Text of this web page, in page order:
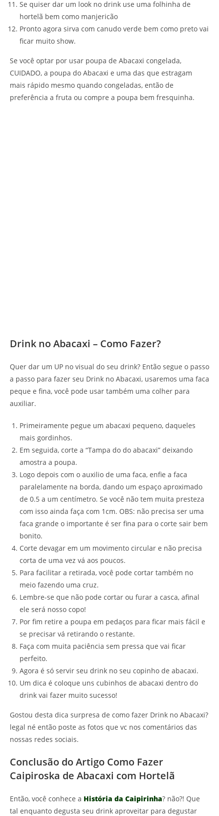
Se quiser dar um look no drink use uma folhinha de
hortelã bem como manjericão
Pronto agora sirva com canudo verde bem como preto vai
ficar muito show.
Se você optar por usar poupa de Abacaxi congelada,
CUIDADO, a poupa do Abacaxi e uma das que estragam
mais rápido mesmo quando congeladas, então de
preferência a fruta ou compre a poupa bem fresquinha.
Drink no Abacaxi – Como Fazer?
Quer dar um UP no visual do seu drink? Então segue o passo
a passo para fazer seu Drink no Abacaxi, usaremos uma faca
peque e fina, você pode usar também uma colher para
auxiliar.
Primeiramente pegue um abacaxi pequeno, daqueles
mais gordinhos.
Em seguida, corte a “Tampa do do abacaxi” deixando
amostra a poupa.
Logo depois com o auxilio de uma faca, enfie a faca
paralelamente na borda, dando um espaço aproximado
de 0.5 a um centímetro. Se você não tem muita presteza
com isso ainda faça com 1cm. OBS: não precisa ser uma
faca grande o importante é ser fina para o corte sair bem
bonito.
Corte devagar em um movimento circular e não precisa
corta de uma vez vá aos poucos.
Para facilitar a retirada, você pode cortar também no
meio fazendo uma cruz.
Lembre-se que não pode cortar ou furar a casca, afinal
ele será nosso copo!
Por fim retire a poupa em pedaços para ficar mais fácil e
se precisar vá retirando o restante.
Faça com muita paciência sem pressa que vai ficar
perfeito.
Agora é só servir seu drink no seu copinho de abacaxi.
Um dica é coloque uns cubinhos de abacaxi dentro do
drink vai fazer muito sucesso!
Gostou desta dica surpresa de como fazer Drink no Abacaxi?
legal né então poste as fotos que vc nos comentários das
nossas redes sociais.
Conclusão do Artigo Como Fazer
Caipiroska de Abacaxi com Hortelã
Então, você conhece a História da Caipirinha? não?! Que
tal enquanto degusta seu drink aproveitar para degustar